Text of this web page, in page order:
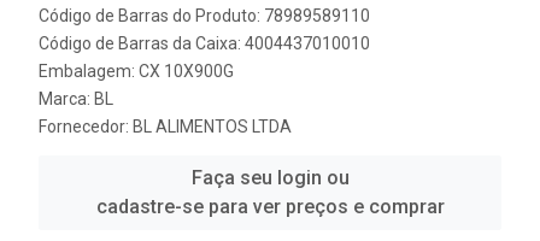
Código de Barras do Produto: 78989589110
Código de Barras da Caixa: 4004437010010
Embalagem: CX 10X900G
Marca: BL
Fornecedor: BL ALIMENTOS LTDA
Faça seu login ou
cadastre-se para ver preços e comprar